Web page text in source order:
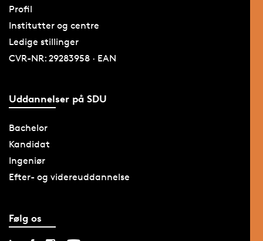
Profil
Institutter og centre
Ledige stillinger
CVR-NR: 29283958 · EAN
Uddannelser på SDU
Bachelor
Kandidat
Ingeniør
Efter- og videreuddannelse
Følg os